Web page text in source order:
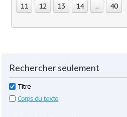
11 12 13 14 ... 40
Rechercher seulement
Titre
Corps du texte